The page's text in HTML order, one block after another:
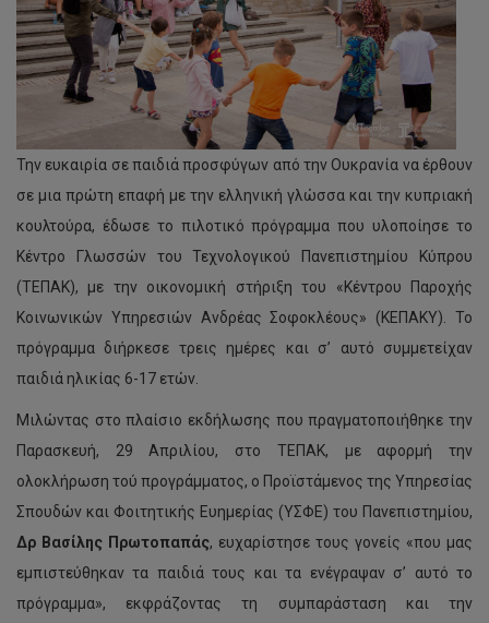
Την ευκαιρία σε παιδιά προσφύγων από την Ουκρανία να έρθουν
σε μια πρώτη επαφή με την ελληνική γλώσσα και την κυπριακή
κουλτούρα, έδωσε το πιλοτικό πρόγραμμα που υλοποίησε το
Κέντρο Γλωσσών του Τεχνολογικού Πανεπιστημίου Κύπρου
(ΤΕΠΑΚ), με την οικονομική στήριξη του «Κέντρου Παροχής
Κοινωνικών Υπηρεσιών Ανδρέας Σοφοκλέους» (ΚΕΠΑΚΥ). Το
πρόγραμμα διήρκεσε τρεις ημέρες και σ’ αυτό συμμετείχαν
παιδιά ηλικίας 6-17 ετών.
Μιλώντας στο πλαίσιο εκδήλωσης που πραγματοποιήθηκε την
Παρασκευή, 29 Απριλίου, στο ΤΕΠΑΚ, με αφορμή την
ολοκλήρωση τού προγράμματος, ο Προϊστάμενος της Υπηρεσίας
Σπουδών και Φοιτητικής Ευημερίας (ΥΣΦΕ) του Πανεπιστημίου,
Δρ Βασίλης Πρωτοπαπάς, ευχαρίστησε τους γονείς «που μας
εμπιστεύθηκαν τα παιδιά τους και τα ενέγραψαν σ’ αυτό το
πρόγραμμα», εκφράζοντας τη συμπαράσταση και την